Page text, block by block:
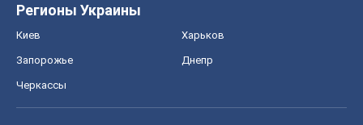
Регионы Украины
Киев Харьков
Запорожье Днепр
Черкассы